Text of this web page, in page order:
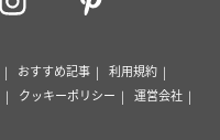
おすすめ記事
利用規約
クッキーポリシー
運営会社